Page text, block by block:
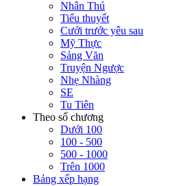
Nhân Thú
Tiểu thuyết
Cưới trước yêu sau
Mỹ Thực
Sảng Văn
Truyện Ngược
Nhẹ Nhàng
SE
Tu Tiên
Theo số chương
Dưới 100
100 - 500
500 - 1000
Trên 1000
Bảng xếp hạng